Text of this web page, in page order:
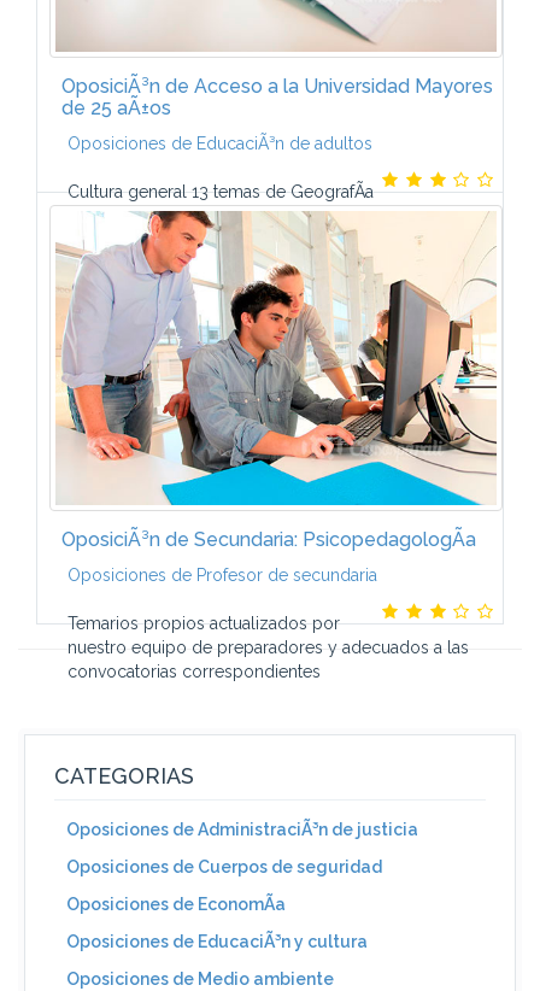
OposiciÃ³n de Acceso a la Universidad Mayores
de 25 aÃ±os
Oposiciones de EducaciÃ³n de adultos
Cultura general 13 temas de GeografÃ­a
Cultura general 25 temas de GeografÃ­a Cultura
general 14 temas de Lengua y Literatura Cultura
general 4 temas de Historia ...
OposiciÃ³n de Secundaria: PsicopedagologÃ­a
Oposiciones de Profesor de secundaria
Temarios propios actualizados por
nuestro equipo de preparadores y adecuados a las
convocatorias correspondientes
CATEGORIAS
Oposiciones de AdministraciÃ³n de justicia
Oposiciones de Cuerpos de seguridad
Oposiciones de EconomÃ­a
Oposiciones de EducaciÃ³n y cultura
Oposiciones de Medio ambiente